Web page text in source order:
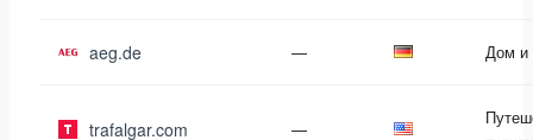
aeg.de — Дом и
trafalgar.com —